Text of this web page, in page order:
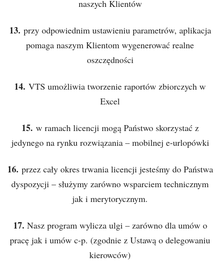
naszych Klientów
13. przy odpowiednim ustawieniu parametrów, aplikacja
pomaga naszym Klientom wygenerować realne
oszczędności
14. VTS umożliwia tworzenie raportów zbiorczych w
Excel
15. w ramach licencji mogą Państwo skorzystać z
jedynego na rynku rozwiązania – mobilnej e-urlopówki
16. przez cały okres trwania licencji jesteśmy do Państwa
dyspozycji – służymy zarówno wsparciem technicznym
jak i merytorycznym.
17. Nasz program wylicza ulgi – zarówno dla umów o
pracę jak i umów c-p. (zgodnie z Ustawą o delegowaniu
kierowców)